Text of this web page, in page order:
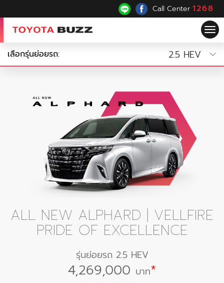
Call Center 1268
เลือกรุ่นย่อยรถ:
2.5 HEV
ALL NEW ALPHARD | VELLFIRE
PRIDE OF EXCELLENCE
รุ่นย่อยรถ 2.5 HEV
4,269,000 บาท*